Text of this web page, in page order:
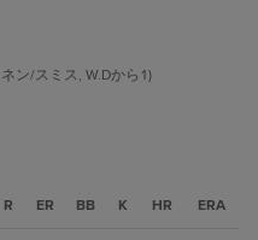
ン/スミス, W.Dから1)
R ER BB K HR ERA